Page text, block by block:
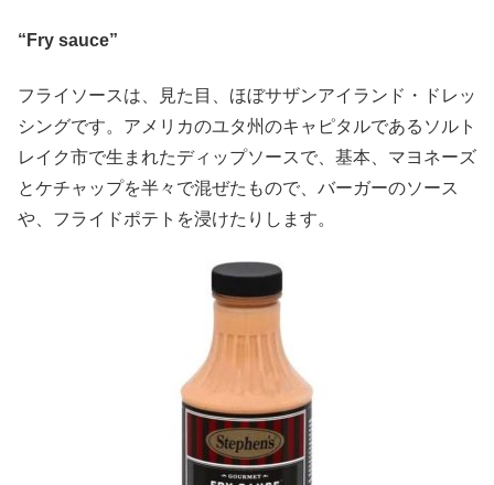
“Fry sauce”
フライソースは、見た目、ほぼサザンアイランド・ドレッ
シングです。アメリカのユタ州のキャピタルであるソルト
レイク市で生まれたディップソースで、基本、マヨネーズ
とケチャップを半々で混ぜたもので、バーガーのソース
や、フライドポテトを浸けたりします。